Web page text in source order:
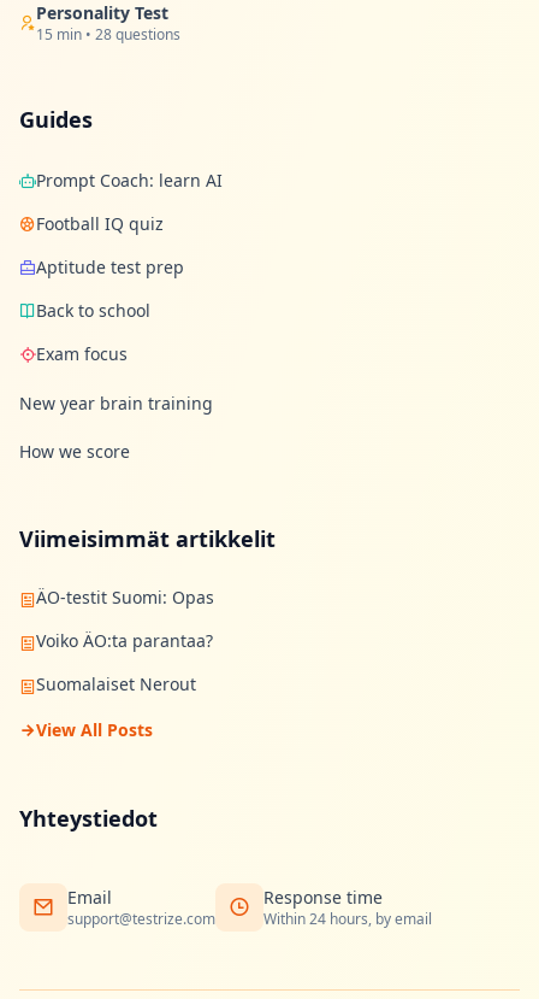
Personality Test
15 min • 28 questions
Guides
Prompt Coach: learn AI
Football IQ quiz
Aptitude test prep
Back to school
Exam focus
New year brain training
How we score
Viimeisimmät artikkelit
ÄO-testit Suomi: Opas
Voiko ÄO:ta parantaa?
Suomalaiset Nerout
View All Posts
Yhteystiedot
Email
support@testrize.com
Response time
Within 24 hours, by email